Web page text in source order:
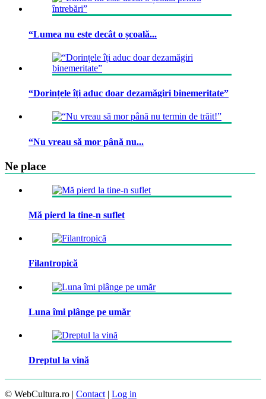
“Lumea nu este decât o școală...
“Dorințele îți aduc doar dezamăgiri binemeritate”
“Nu vreau să mor până nu...
Ne place
Mă pierd la tine-n suflet
Filantropică
Luna îmi plânge pe umăr
Dreptul la vină
© WebCultura.ro | Contact | Log in